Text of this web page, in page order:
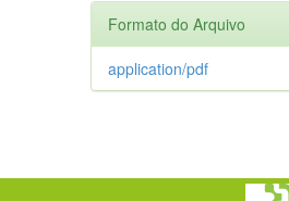
Formato do Arquivo
application/pdf